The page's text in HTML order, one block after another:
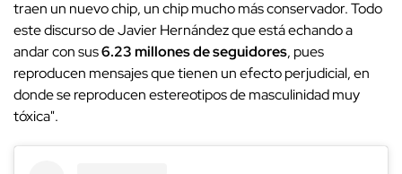
traen un nuevo chip, un chip mucho más conservador. Todo
este discurso de Javier Hernández que está echando a
andar con sus6.23 millones de seguidores, pues
reproducen mensajes que tienen un efecto perjudicial, en
donde se reproducen estereotipos de masculinidad muy
tóxica".